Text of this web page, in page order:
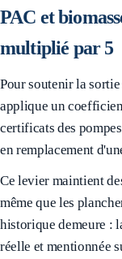
PAC et
multiplié par 5
Pour soutenir la
applique un
certificats des
en remplacement
Ce levier maintient
même que les
historique demeure :
réelle et mentionnée